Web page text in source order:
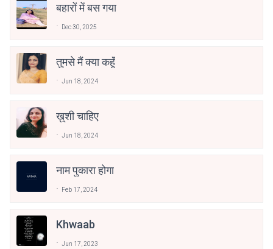
बहारों में बस गया
Dec 30, 2025
तुमसे मैं क्या कहूॅं
Jun 18, 2024
ख़ुशी चाहिए
Jun 18, 2024
नाम पुकारा होगा
Feb 17, 2024
Khwaab
Jun 17, 2023